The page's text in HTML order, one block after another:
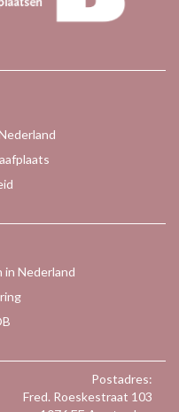
Nederland
Postadres:
Fred. Roeskestraat 103